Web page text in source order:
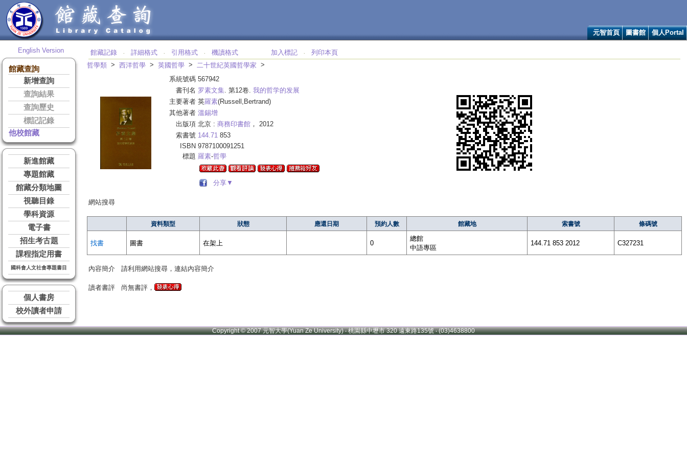
元智首頁 圖書館 個人Portal
English Version
館藏查詢
新增查詢
查詢結果
查詢歷史
標記記錄
他校館藏
新進館藏
專題館藏
館藏分類地圖
視聽目錄
學科資源
電子書
招生考古題
課程指定用書
國科會人文社會專題書目
個人書房
校外讀者申請
館藏記錄 ‧ 詳細格式 ‧ 引用格式 ‧ 機讀格式 加入標記 ‧
列印本頁
哲學類 > 西洋哲學 > 英國哲學 > 二十世紀英國哲學家 >
系統號碼 567942
書刊名 罗素文集. 第12卷. 我的哲学的发展
主要著者 英羅素(Russell,Bertrand)
其他著者 溫錫增
出版項 北京 : 商務印書館 ， 2012
索書號 144.71 853
ISBN 9787100091251
標題 羅素-哲學
分享▼
網站搜尋
資料類型 狀態 應還日期 預約人數 館藏地 索書號 條碼號
找書 圖書 在架上 0
總館
中語專區
144.71 853 2012 C327231
內容簡介 請利用網站搜尋，連結內容簡介
讀者書評 尚無書評，
Copyright © 2007 元智大學(Yuan Ze University) ‧ 桃園縣中壢市 320 遠東路135號 ‧ (03)4638800